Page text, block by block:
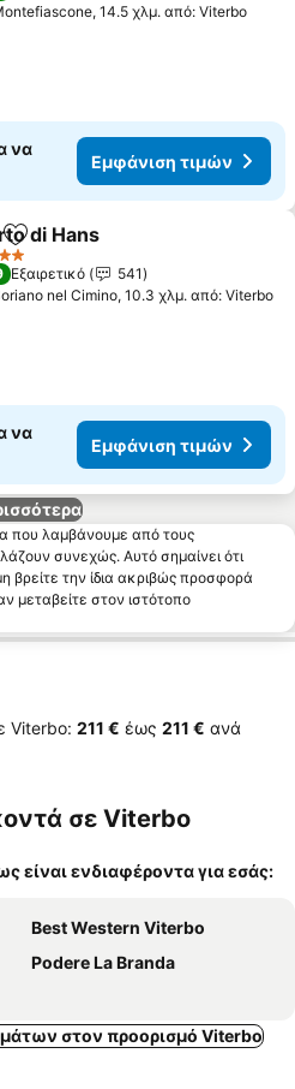
14.5 χλμ. από: Viterbo
να
Εμφάνιση τιμών
Προσθήκη στα αγαπημένα
di Hans
Εξαιρετικό
541
nel Cimino, 10.3 χλμ. από: Viterbo
να
Εμφάνιση τιμών
που λαμβάνουμε από τους
συνεχώς. Αυτό σημαίνει ότι
βρείτε την ίδια ακριβώς προσφορά
μεταβείτε στον ιστότοπο
Viterbo: ‎211 € έως ‎211 € ανά
σε Viterbo
είναι ενδιαφέροντα για εσάς:
Best Western Viterbo
Podere La Branda
στον προορισμό Viterbo